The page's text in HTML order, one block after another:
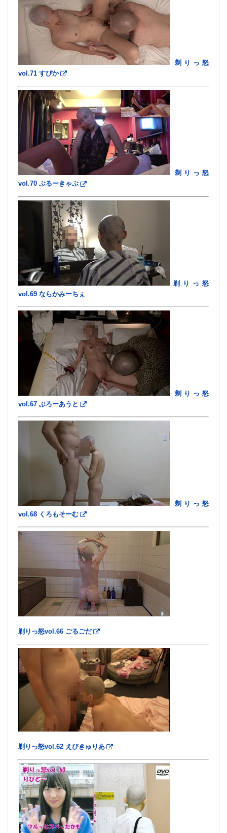
剃りっ怒
vol.71 すぴか
剃りっ怒
vol.70 ぶるーきゃぶ
剃りっ怒
vol.69 ならかみーちぇ
剃りっ怒
vol.67 ぶろーあうと
剃りっ怒
vol.68 くろもそーむ
剃りっ怒vol.66 ごるごだ
剃りっ怒vol.62 えぴきゅりあ